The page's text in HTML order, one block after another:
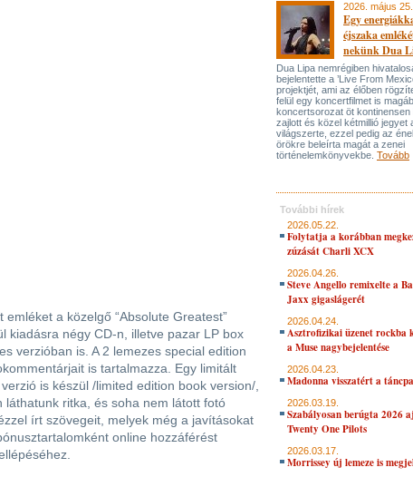
a közelgő “Absolute Greatest”
kiadásra négy CD-n, illetve pazar LP box
verzióban is. A 2 lemezes special edition
is tartalmazza. Egy limitált
is készül /limited edition book version/,
ritka, és soha nem látott fotó
írt szövegeit, melyek még a javításokat
online hozzáférést
2026. május 25.
Egy
éjszaka
nekünk Dua
Dua Lipa nemrégiben
bejelentette a ’Live From
projektjét, ami az élőben
felül egy koncertfilmet is
koncertsorozat öt kontinensen
zajlott és közel kétmillió jegyet
világszerte, ezzel pedig az
örökre beleírta magát a zenei
történelemkönyvekbe. Tovább
További hírek
2026.05.22.
Folytatja a korábban
zúzását Charli XCX
2026.04.26.
Steve Angello remixelte a
Jaxx gigaslágerét
2026.04.24.
Asztrofizikai üzenet rockba
a Muse nagybejelentése
2026.04.23.
Madonna visszatért a
2026.03.19.
Szabályosan berúgta 2026
Twenty One Pilots
2026.03.17.
Morrissey új lemeze is